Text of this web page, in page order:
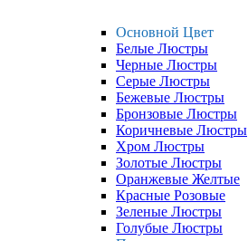
Основной Цвет
Белые Люстры
Черные Люстры
Серые Люстры
Бежевые Люстры
Бронзовые Люстры
Коричневые Люстры
Хром Люстры
Золотые Люстры
Оранжевые Желтые
Красные Розовые
Зеленые Люстры
Голубые Люстры